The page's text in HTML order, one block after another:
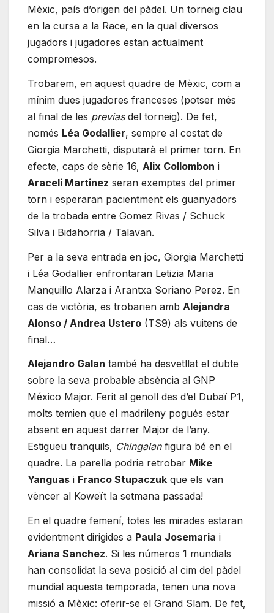
Mèxic, país d’origen del pàdel. Un torneig clau
en la cursa a la Race, en la qual diversos
jugadors i jugadores estan actualment
compromesos.
Trobarem, en aquest quadre de Mèxic, com a
mínim dues jugadores franceses (potser més
al final de les previasdel torneig). De fet,
només Léa Godallier, sempre al costat de
Giorgia Marchetti, disputarà el primer torn. En
efecte, caps de sèrie 16, Alix Collombon i
Araceli Martinez seran exemptes del primer
torn i esperaran pacientment els guanyadors
de la trobada entre Gomez Rivas / Schuck
Silva i Bidahorria / Talavan.
Per a la seva entrada en joc, Giorgia Marchetti
i Léa Godallier enfrontaran Letizia Maria
Manquillo Alarza i Arantxa Soriano Perez. En
cas de victòria, es trobarien amb Alejandra
Alonso / Andrea Ustero (TS9) als vuitens de
final…
Alejandro Galan també ha desvetllat el dubte
sobre la seva probable absència al GNP
México Major. Ferit al genoll des d’el Dubaï P1,
molts temien que el madrileny pogués estar
absent en aquest darrer Major de l’any.
Estigueu tranquils, Chingalanfigura bé en el
quadre. La parella podria retrobar Mike
Yanguas i Franco Stupaczuk que els van
vèncer al Koweït la setmana passada!
En el quadre femení, totes les mirades estaran
evidentment dirigides a Paula Josemaria i
Ariana Sanchez. Si les números 1 mundials
han consolidat la seva posició al cim del pàdel
mundial aquesta temporada, tenen una nova
missió a Mèxic: oferir-se el Grand Slam. De fet,